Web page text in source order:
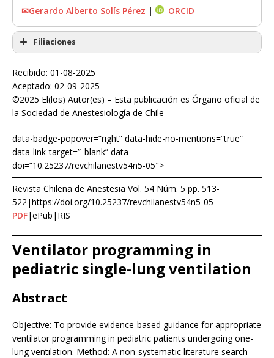
✉Gerardo Alberto Solís Pérez | ORCID
Filiaciones
Recibido: 01-08-2025
Aceptado: 02-09-2025
©2025 El(los) Autor(es) – Esta publicación es Órgano oficial de
la Sociedad de Anestesiología de Chile
data-badge-popover=”right” data-hide-no-mentions=”true”
data-link-target=”_blank” data-
doi=”10.25237/revchilanestv54n5-05″>
Revista Chilena de Anestesia Vol. 54 Núm. 5 pp. 513-
522|https://doi.org/10.25237/revchilanestv54n5-05
PDF|ePub|RIS
Ventilator programming in
pediatric single-lung ventilation
Abstract
Objective: To provide evidence-based guidance for appropriate
ventilator programming in pediatric patients undergoing one-
lung ventilation. Method: A non-systematic literature search